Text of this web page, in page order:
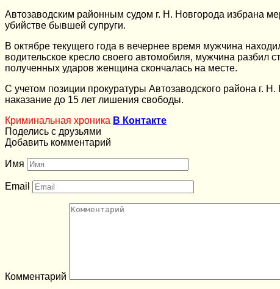
Автозаводским районным судом г. Н. Новгорода избрана
убийстве бывшей супруги.
В октябре текущего года в вечернее время мужчина
водительское кресло своего автомобиля, мужчина разбил
полученных ударов женщина скончалась на месте.
С учетом позиции прокуратуры Автозаводского района г.
наказание до 15 лет лишения свободы.
Криминальная хроника В Контакте
Поделись с друзьями
Добавить комментарий
Имя
Email
Комментарий